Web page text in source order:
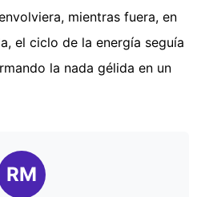
mientras fuera, en
el ciclo de la energía seguía
la nada gélida en un
RM